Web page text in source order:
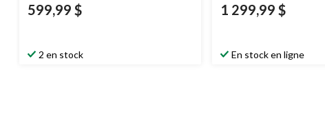
599,99 $
2 en stock
1 299,99 $
En stock en ligne